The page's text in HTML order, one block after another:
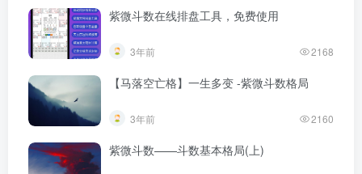
紫微斗数在线排盘工具，免费使用
3年前 2168
【马落空亡格】一生多变 -紫微斗数格局
3年前 2160
紫微斗数——斗数基本格局(上)